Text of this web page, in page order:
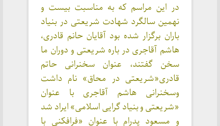
در این مراسم که به مناسبت بیست و
نهمین سالگرد شهادت شریعتی در بنیاد
باران برگزار شده بود آقایان حانم قادری،
هاشم آقاجری در باره شریعتی و دوران ما
سخن گفتند، عنوان سخنرانی حاتم
قادری«شریعتی در محاق» نام داشت
وسخنرانی هاشم آقاجری با عنوان
«شریعتی و بنیاد گرایی اسلامی» ایراد شد
و مسعود پدرام با عنوان «فرافکنی با